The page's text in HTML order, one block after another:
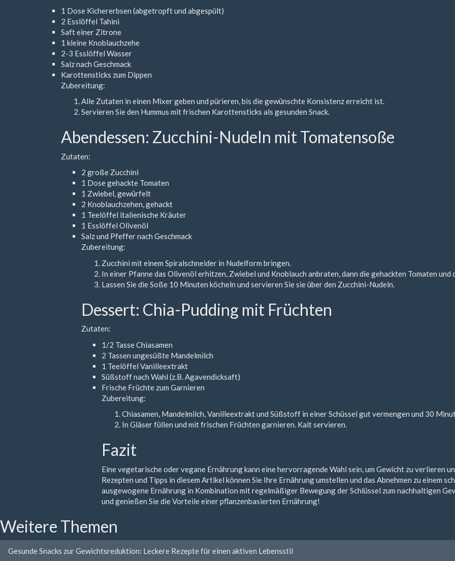
1 Dose Kichererbsen (abgetropft und abgespült)
2 Esslöffel Tahini
Saft einer Zitrone
1 kleine Knoblauchzehe
2-3 Esslöffel Wasser
Salz nach Geschmack
Karottensticks zum Dippen
Zubereitung:
Alle Zutaten in einen Mixer geben und pürieren, bis die gewünschte Konsistenz erreicht ist.
Servieren Sie den Hummus mit frischen Karottensticks als gesunden Snack.
Abendessen: Zucchini-Nudeln mit Tomatensoße
Zutaten:
2 große Zucchini
1 Dose gehackte Tomaten
1 Zwiebel, gewürfelt
2 Knoblauchzehen, gehackt
1 Teelöffel italienische Kräuter
1 Esslöffel Olivenöl
Salz und Pfeffer nach Geschmack
Zubereitung:
Zucchini mit einem Spiralschneider in Nudelform bringen.
In einer Pfanne das Olivenöl erhitzen, Zwiebel und Knoblauch anbraten, dann die gehackten Tomaten
Lassen Sie die Soße 10 Minuten köcheln und servieren Sie sie über den Zucchini-Nudeln.
Dessert: Chia-Pudding mit Früchten
Zutaten:
1/2 Tasse Chiasamen
2 Tassen ungesüßte Mandelmilch
1 Teelöffel Vanilleextrakt
Süßstoff nach Wahl (z.B. Agavendicksaft)
Frische Früchte zum Garnieren
Zubereitung:
Chiasamen, Mandelmilch, Vanilleextrakt und Süßstoff in einer Schüssel gut vermengen und 30
In Gläser füllen und mit frischen Früchten garnieren. Kalt servieren.
Fazit
Eine vegetarische oder vegane Ernährung kann eine hervorragende Wahl sein, um Gewicht zu
Rezepten und Tipps in diesem Artikel können Sie Ihre Ernährung umstellen und das Abnehmen zu einem
ausgewogene Ernährung in Kombination mit regelmäßiger Bewegung der Schlüssel zum nachhaltigen
und genießen Sie die Vorteile einer pflanzenbasierten Ernährung!
Weitere Themen
Gesunde Snacks zur Gewichtsreduktion: Leckere Rezepte für einen aktiven Lebensstil